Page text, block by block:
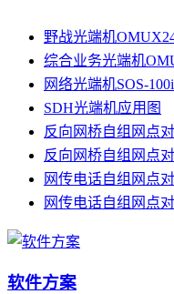
野战光端机
综合业务光端机
网络光端机SOS-
SDH光端机应用图
反向网桥自组网点
反向网桥自组网点
网传电话自组网点
网传电话自组网点
软件方案